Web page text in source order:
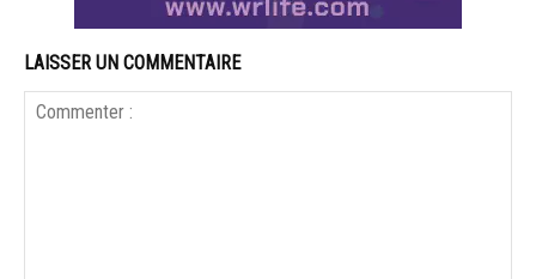
LAISSER UN COMMENTAIRE